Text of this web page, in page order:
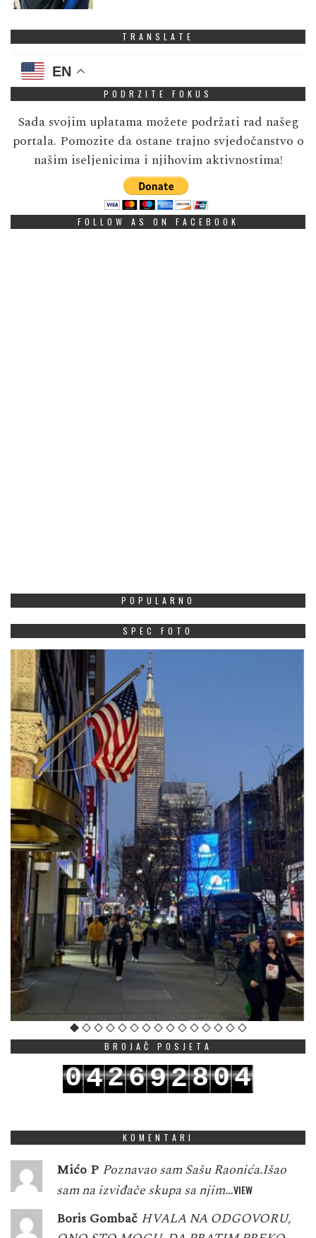
TRANSLATE
EN
PODRZITE FOKUS
Sada svojim uplatama možete podržati rad našeg
portala. Pomozite da ostane trajno svjedočanstvo o
našim iseljenicima i njihovim aktivnostima!
FOLLOW AS ON FACEBOOK
POPULARNO
SPEC FOTO
BROJAČ POSJETA
042692804
KOMENTARI
Mićo P Poznavao sam Sašu Raonića.Išao
sam na izviđače skupa sa njim…VIEW
Boris Gombač HVALA NA ODGOVORU,